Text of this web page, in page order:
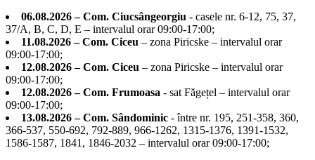
servicii
de
transport
şi
se
în
relaţie
contractuală
06.08.2026 – Com. Ciucsângeorgiu - casele nr. 6-12, 75, 37,
37/A, B, C, D, E – intervalul orar 09:00-17:00;
11.08.2026 – Com. Ciceu – zona Piricske – intervalul orar
09:00-17:00;
12.08.2026 – Com. Ciceu – zona Piricske – intervalul orar
09:00-17:00;
12.08.2026 – Com. Frumoasa - sat Făgețel – intervalul orar
09:00-17:00;
13.08.2026 – Com. Sândominic - între nr. 195, 251-358, 360,
366-537, 550-692, 792-889, 966-1262, 1315-1376, 1391-1532,
1586-1587, 1841, 1846-2032 – intervalul orar 09:00-17:00;